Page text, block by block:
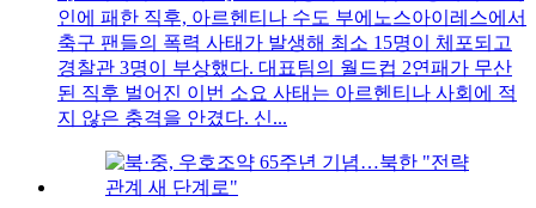
인에 패한 직후, 아르헨티나 수도 부에노스아이레스에서
축구 팬들의 폭력 사태가 발생해 최소 15명이 체포되고
경찰관 3명이 부상했다. 대표팀의 월드컵 2연패가 무산
된 직후 벌어진 이번 소요 사태는 아르헨티나 사회에 적
지 않은 충격을 안겼다. 신...